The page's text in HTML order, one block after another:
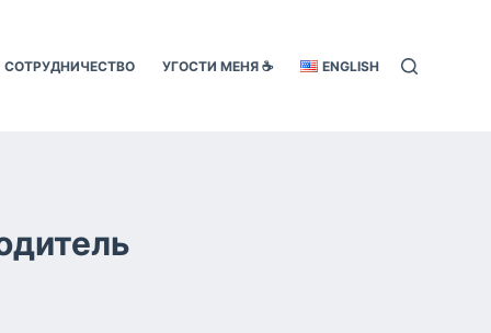
СОТРУДНИЧЕСТВО УГОСТИ МЕНЯ ☕️ ENGLISH